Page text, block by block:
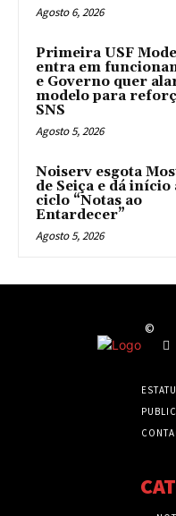
Agosto 6, 2026
Primeira USF
entra em
e Governo quer
modelo para
SNS
Agosto 5, 2026
Noiserv esgota
de Seiça e dá início
ciclo “Notas ao
Entardecer”
Agosto 5, 2026
©